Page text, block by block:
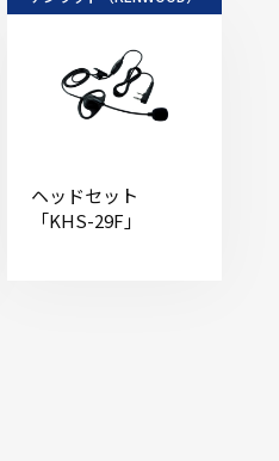
ヘッドセット
「KHS-29F」